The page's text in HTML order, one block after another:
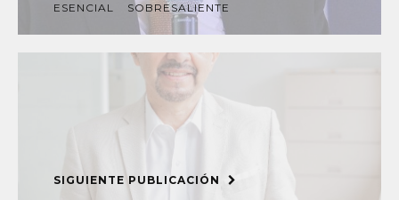
ESENCIAL SOBRESALIENTE
SIGUIENTE PUBLICACIÓN